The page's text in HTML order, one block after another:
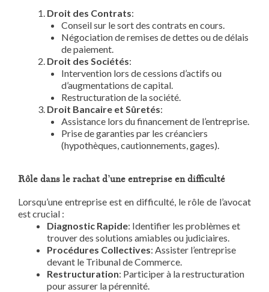
Droit des Contrats:
Conseil sur le sort des contrats en cours.
Négociation de remises de dettes ou de délais
de paiement.
Droit des Sociétés:
Intervention lors de cessions d’actifs ou
d’augmentations de capital.
Restructuration de la société.
Droit Bancaire et Sûretés:
Assistance lors du financement de l’entreprise.
Prise de garanties par les créanciers
(hypothèques, cautionnements, gages).
Rôle dans le rachat d’une entreprise en difficulté
Lorsqu’une entreprise est en difficulté, le rôle de l’avocat
est crucial :
Diagnostic Rapide: Identifier les problèmes et
trouver des solutions amiables ou judiciaires.
Procédures Collectives: Assister l’entreprise
devant le Tribunal de Commerce.
Restructuration: Participer à la restructuration
pour assurer la pérennité.